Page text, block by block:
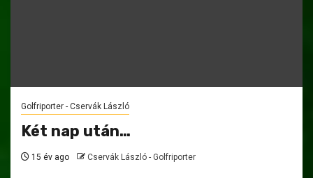
Golfriporter - Cservák László
Két nap után…
15 év ago Cservák László - Golfriporter